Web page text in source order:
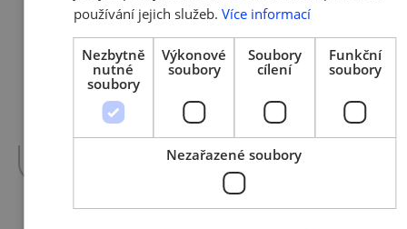
tsunami - nový projekt pro rok
2019 představen
Využívání aplikací v maloobchodě. Drony v
řemesle a v zemědělství. Robotizace malého
průmyslu. Textující dobytek. Sdílené služby…
více »
používání jejich služeb. Více informací
Nezbytně
nutné
soubory
Výkonové
soubory
Soubory
cílení
Funkční
soubory
Nezařazené soubory